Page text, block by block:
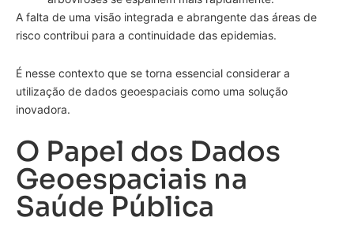
A falta de uma visão integrada e abrangente das áreas de
risco contribui para a continuidade das epidemias.
É nesse contexto que se torna essencial considerar a
utilização de dados geoespaciais como uma solução
inovadora.
O Papel dos Dados
Geoespaciais na
Saúde Pública